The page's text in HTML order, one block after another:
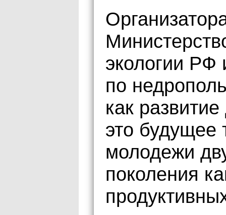
экологии РФ
по
как
это будущее
молодежи
поколения